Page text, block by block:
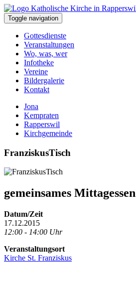
Toggle navigation
Gottesdienste
Veranstaltungen
Wo, was, wer
Infotheke
Vereine
Bildergalerie
Kontakt
Jona
Kempraten
Rapperswil
Kirchgemeinde
FranziskusTisch
gemeinsames Mittagessen
Datum/Zeit
17.12.2015
12:00 - 14:00 Uhr
Veranstaltungsort
Kirche St. Franziskus